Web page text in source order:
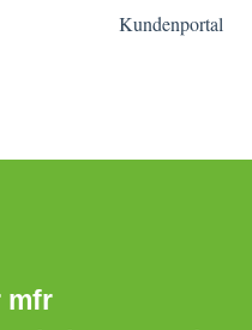
anzeigenKundenportal
mfr